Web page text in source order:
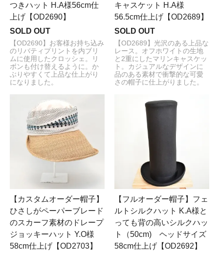
つきハット H.A様56cm仕
上げ【OD2690】
SOLD OUT
【OD2690】お客様お持ち込み
のリバティプリントを内ブリ
ムに使用したクロッシェ。リ
ボンも付け替えるように。か
ぶりやすくて上品な仕上がり
になりました。
キャスケット H.A様
56.5cm仕上げ【OD2689】
SOLD OUT
【OD2689】光沢のある上品な
レース。オフホワイトの生地
と2重にしたマリンキャスケッ
ト。カジュアルなデザインに
品のある素材で衝撃的な可愛
さの帽子に仕上がりました。
【カスタムオーダー帽子】
ひさしがペーパーブレード
のスカーフ素材のドレープ
ジョッキーハット Y.O様
58cm仕上げ【OD2703】
【フルオーダー帽子】フェ
ルトシルクハット K.A様と
っても背の高いシルクハッ
ト（50cm) ヘッドサイズ
58cm仕上げ【OD2692】